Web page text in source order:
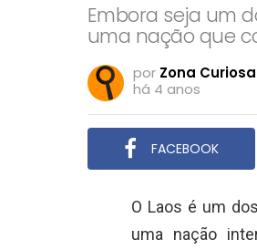
Embora seja um
uma nação que
por Zona Curiosa
há 4 anos
FACEBOOK
O Laos é um
uma nação